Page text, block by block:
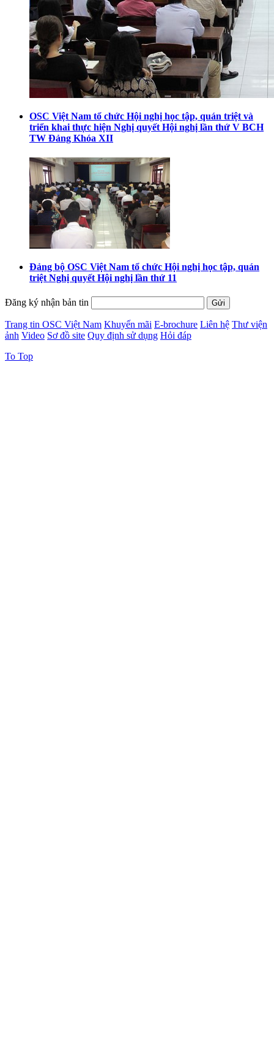
OSC Việt Nam tổ chức Hội nghị học tập, quán triệt và
triển khai thực hiện Nghị quyết Hội nghị lần thứ V BCH
TW Đảng Khóa XII
Đảng bộ OSC Việt Nam tổ chức Hội nghị học tập, quán
triệt Nghị quyết Hội nghị lần thứ 11
Đăng ký nhận bản tin
Trang tin OSC Việt Nam Khuyến mãi E-brochure Liên hệ Thư viện
ảnh Video Sơ đồ site Quy định sử dụng Hỏi đáp
To Top